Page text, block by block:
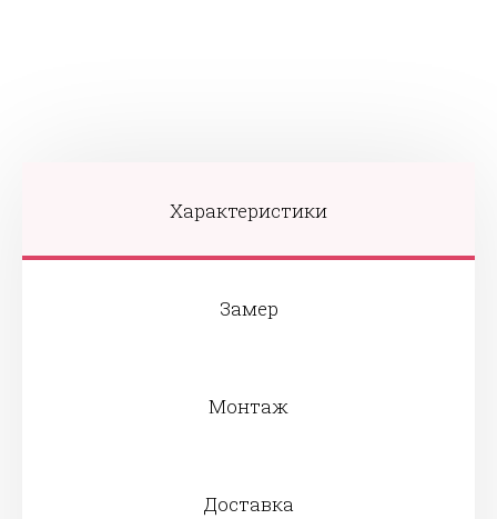
Характеристики
Замер
Монтаж
Доставка